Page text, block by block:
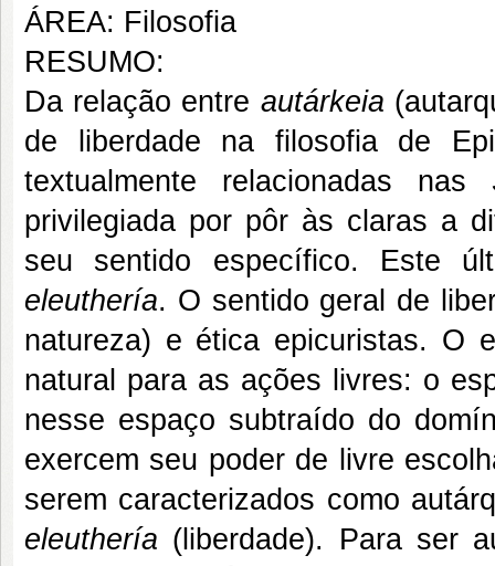
ÁREA: Filosofia
RESUMO:
Da relação entre autárkeia
de liberdade na filosofia de
textualmente relacionadas nas
privilegiada por pôr às claras a
seu sentido específico. Este
eleuthería. O sentido geral de
natureza) e ética epicuristas. O
natural para as ações livres: o
nesse espaço subtraído do
exercem seu poder de livre
serem caracterizados como
eleuthería (liberdade). Para ser